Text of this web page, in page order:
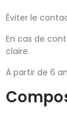
Éviter le
En cas de
claire.
À partir de 6